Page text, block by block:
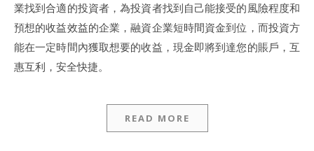
業找到合適的投資者，為投資者找到自己能接受的風險程度和
預想的收益效益的企業，融資企業短時間資金到位，而投資方
能在一定時間內獲取想要的收益，現金即將到達您的賬戶，互
惠互利，安全快捷。
READ MORE